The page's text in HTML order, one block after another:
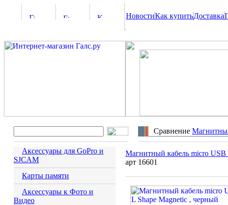
НовостиКак купитьДоставка
Сравнение
Аксессуары для GoPro и
SJCAM
Карты памяти
Аксессуары к Фото и
Видео
Магнитный кабель micro
арт 16601